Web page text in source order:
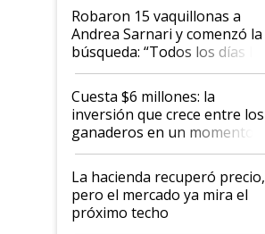
Robaron 15 vaquillonas a
Andrea Sarnari y comenzó la
búsqueda: “Todos los días le
toca a algún productor”
Cuesta $6 millones: la
inversión que crece entre los
ganaderos en un momento
histórico para la actividad
La hacienda recuperó precio,
pero el mercado ya mira el
próximo techo